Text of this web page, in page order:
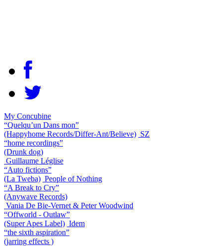
My Concubine
“Quelqu’un Dans mon”
(Happyhome Records/Differ-Ant/Believe) SZ
“home recordings”
(Drunk dog)
Guillaume Léglise
“Auto fictions”
(La Tweba) People of Nothing
“A Break to Cry”
(Anywave Records)
Vania De Bie-Vernet & Peter Woodwind
“Offworld - Outlaw”
(Super Apes Label) Idem
“the sixth aspiration”
(jarring effects )